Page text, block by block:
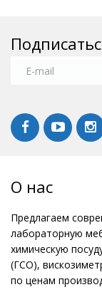
О нас
Предлагаем
лабораторную
химическую
(ГСО),
по ценам